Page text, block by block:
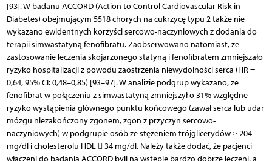
[93]. W badanu ACCORD (Action to Control Cardiovascular Risk in
Diabetes) obejmującym 5518 chorych na cukrzycę typu 2 także nie
wykazano ewidentnych korzyści sercowo-naczyniowych z dodania do
terapii simwastatyną fenofibratu. Zaobserwowano natomiast, że
zastosowanie leczenia skojarzonego statyną i fenofibratem zmniejszało
ryzyko hospitalizacji z powodu zaostrzenia niewydolności serca (HR =
0,64, 95% CI: 0,48–0,85) [93–97]. W analizie podgrup wykazano, że
fenofibrat w połączeniu z simwastatyną zmniejszył o 31% względne
ryzyko wystąpienia głównego punktu końcowego (zawał serca lub udar
mózgu niezakończony zgonem, zgon z przyczyn sercowo-
naczyniowych) w podgrupie osób ze stężeniem trójglicerydów ≥ 204
mg/dl i cholesterolu HDL  34 mg/dl. Należy także dodać, że pacjenci